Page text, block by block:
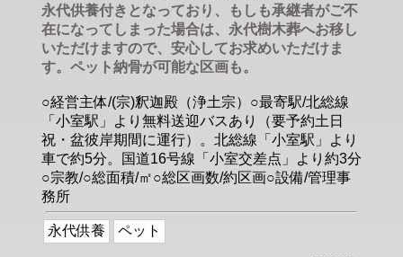
永代供養付きとなっており、もしも承継者がご不
在になってしまった場合は、永代樹木葬へお移し
いただけますので、安心してお求めいただけま
す。ペット納骨が可能な区画も。
○経営主体/(宗)釈迦殿（浄土宗）○最寄駅/北総線
「小室駅」より無料送迎バスあり（要予約土日
祝・盆彼岸期間に運行）。北総線「小室駅」より
車で約5分。国道16号線「小室交差点」より約3分
○宗教/○総面積/㎡○総区画数/約区画○設備/管理事
務所
永代供養 ペット